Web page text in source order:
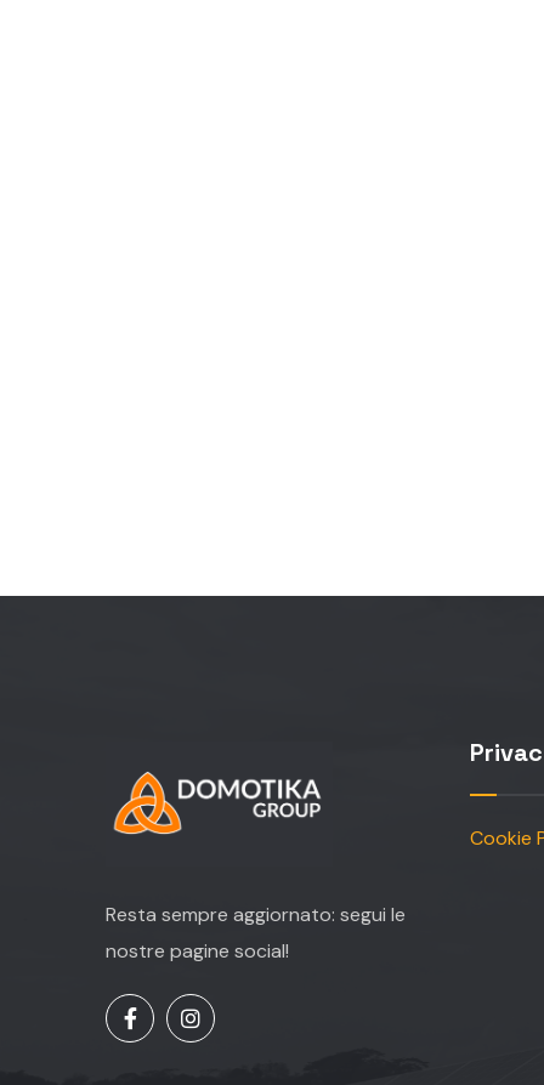
Resta sempre aggiornato: segui le
nostre pagine social!
Cookie